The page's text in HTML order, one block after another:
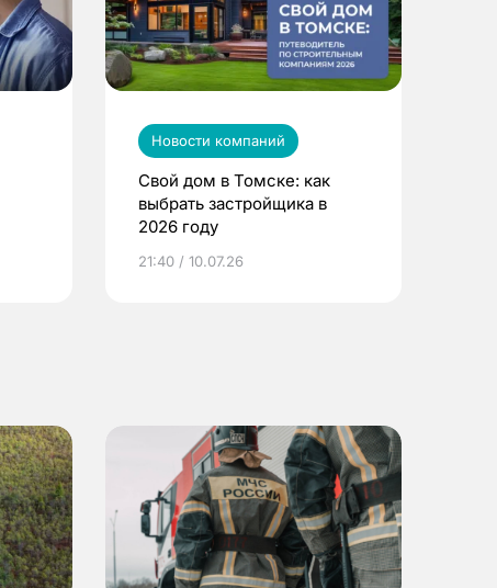
Новости компаний
Свой дом в Томске: как
выбрать застройщика в
2026 году
21:40 / 10.07.26